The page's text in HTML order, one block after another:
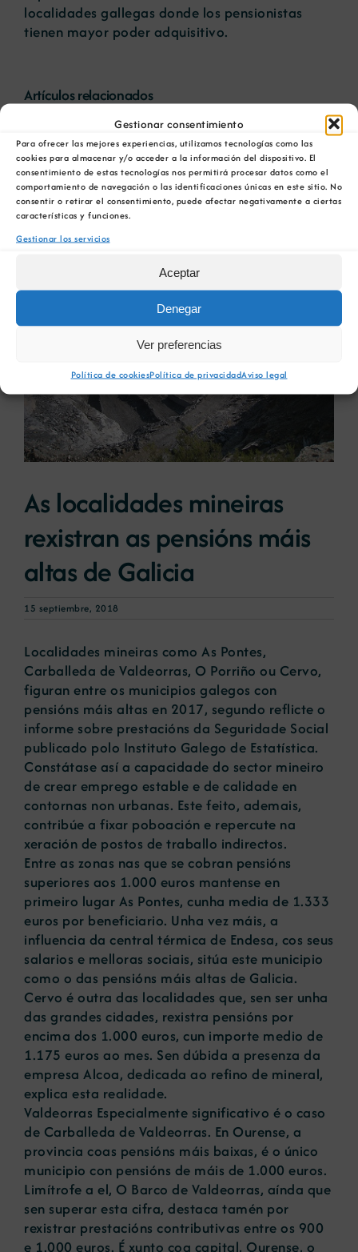
Gestionar consentimiento
Para ofrecer las mejores experiencias, utilizamos tecnologías como las
cookies para almacenar y/o acceder a la información del dispositivo. El
consentimiento de estas tecnologías nos permitirá procesar datos como el
comportamiento de navegación o las identificaciones únicas en este sitio. No
consentir o retirar el consentimiento, puede afectar negativamente a ciertas
características y funciones.
Gestionar los servicios
Aceptar
Denegar
Ver preferencias
Política de cookiesPolítica de privacidadAviso legal
localidades gallegas donde los pensionistas
tienen mayor poder adquisitivo.
Artículos relacionados
La COMG reúne a
dos líderes
empresarias con
motivo de su
Centenario para
debatir sobre el
futuro del rural
La OIPE y el
CRETUS
presentan las
últimas
innovaciones en
Ver
grande
As localidades mineiras
rexistran as pensións máis
altas de Galicia
15 septiembre, 2018
Localidades mineiras como As Pontes,
Carballeda de Valdeorras, O Porriño ou Cervo,
figuran entre os municipios galegos con
pensións máis altas en 2017, segundo reflicte o
informe sobre prestacións da Seguridade Social
publicado polo Instituto Galego de Estatística.
Constátase así a capacidade do sector mineiro
de crear emprego estable e de calidade en
contornas non urbanas. Este feito, ademais,
contribúe a fixar poboación e repercute na
xeración de postos de traballo indirectos.
Entre as zonas nas que se cobran pensións
superiores aos 1.000 euros mantense en
primeiro lugar As Pontes, cunha media de 1.333
euros por beneficiario. Unha vez máis, a
influencia da central térmica de Endesa, cos seus
salarios e melloras sociais, sitúa este municipio
como o das pensións máis altas de Galicia.
Cervo é outra das localidades que, sen ser unha
das grandes cidades, rexistra pensións por
encima dos 1.000 euros, cun importe medio de
1.175 euros ao mes. Sen dúbida a presenza da
empresa Alcoa, dedicada ao refino de mineral,
explica esta realidade.
Valdeorras Especialmente significativo é o caso
de Carballeda de Valdeorras. En Ourense, a
provincia coas pensións máis baixas, é o único
municipio con pensións de máis de 1.000 euros.
Limítrofe a el, O Barco de Valdeorras, aínda que
sen superar esta cifra, destaca tamén por
rexistrar prestacións contributivas entre os 900
e 1.000 euros. É xunto coa capital, Ourense, o